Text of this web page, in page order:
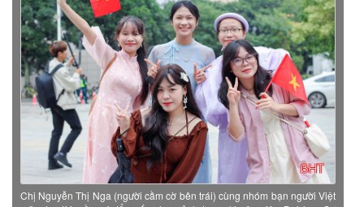
Chị Nguyễn Thị Nga (người cầm cờ bên trái) cùng nhóm bạn người Việt